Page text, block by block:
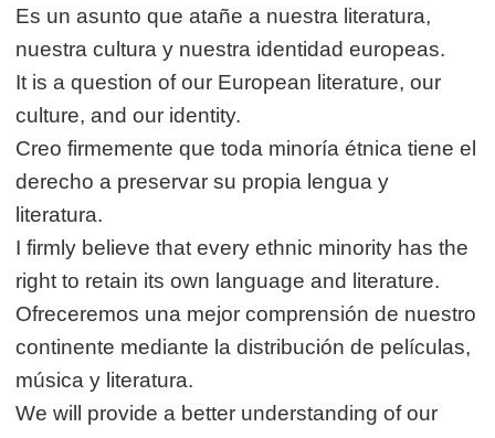
Es un asunto que atañe a nuestra literatura,
nuestra cultura y nuestra identidad europeas.
It is a question of our European literature, our
culture, and our identity.
Creo firmemente que toda minoría étnica tiene el
derecho a preservar su propia lengua y
literatura.
I firmly believe that every ethnic minority has the
right to retain its own language and literature.
Ofreceremos una mejor comprensión de nuestro
continente mediante la distribución de películas,
música y literatura.
We will provide a better understanding of our